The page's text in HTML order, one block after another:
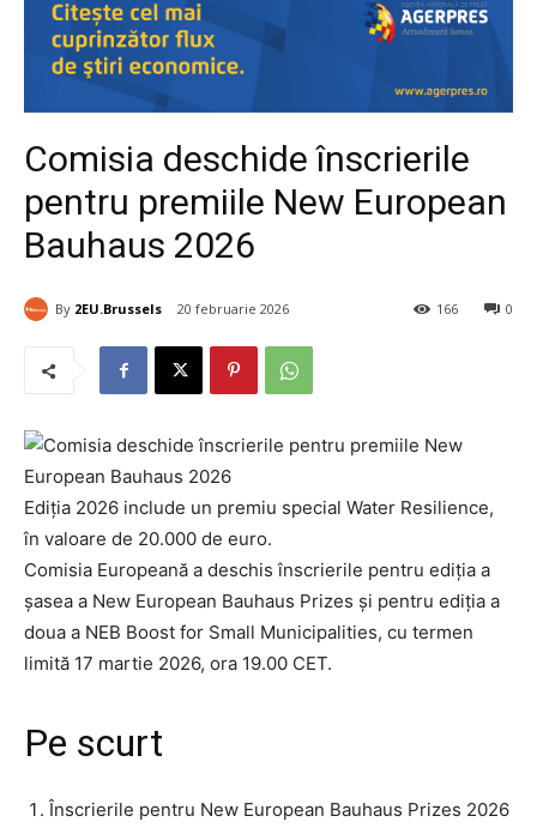
Comisia deschide înscrierile
pentru premiile New European
Bauhaus 2026
By 2EU.Brussels 20 februarie 2026 0
166
Ediția 2026 include un premiu special Water Resilience,
în valoare de 20.000 de euro.
Comisia Europeană a deschis înscrierile pentru ediția a
șasea a New European Bauhaus Prizes și pentru ediția a
doua a NEB Boost for Small Municipalities, cu termen
limită 17 martie 2026, ora 19.00 CET.
Pe scurt
Înscrierile pentru New European Bauhaus Prizes 2026